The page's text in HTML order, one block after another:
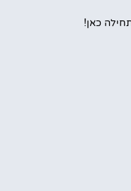
כאן!